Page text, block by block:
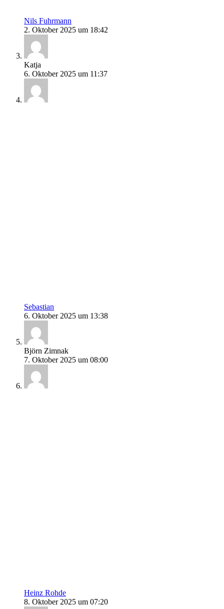
Nils Fuhrmann
2. Oktober 2025 um 18:42
Katja
6. Oktober 2025 um 11:37
Sebastian
6. Oktober 2025 um 13:38
Björn Zimnak
7. Oktober 2025 um 08:00
Heinz Rohde
8. Oktober 2025 um 07:20